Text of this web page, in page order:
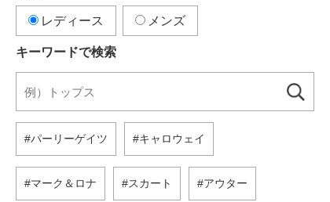
レディース メンズ
キーワードで検索
パーリーゲイツ キャロウェイ
マーク＆ロナ スカート アウター